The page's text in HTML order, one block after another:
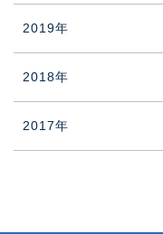
2019年
2018年
2017年